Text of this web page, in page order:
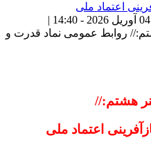
روابط عمومی نماد قدرت و
هشتم://
اعتماد ملی